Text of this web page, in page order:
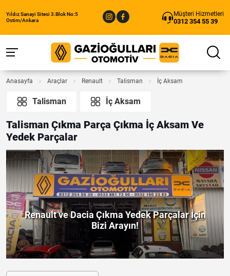
Yıldız Sanayi Sitesi 3.Blok No:5
Ostim/Ankara
Müşteri Hizmetleri
0312 354 55 39
Anasayfa Araçlar Renault Talisman İç Aksam
Talisman İç Aksam
Talisman Çıkma Parça Çıkma İç Aksam Ve
Yedek Parçalar
Renault ve Dacia Çıkma Yedek Parçalar İçin
Bizi Arayın!